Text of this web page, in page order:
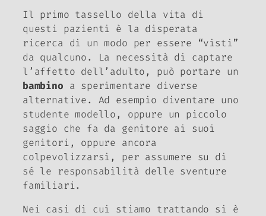
Il primo tassello della vita di
questi pazienti è la disperata
ricerca di un modo per essere “visti”
da qualcuno. La necessità di captare
l’affetto dell’adulto, può portare un
bambino a sperimentare diverse
alternative. Ad esempio diventare uno
studente modello, oppure un piccolo
saggio che fa da genitore ai suoi
genitori, oppure ancora
colpevolizzarsi, per assumere su di
sé le responsabilità delle sventure
familiari.
Nei casi di cui stiamo trattando si è